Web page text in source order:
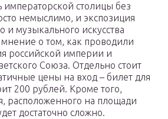
императорской столицы без
немыслимо, и экспозиция
и музыкального искусства
мнение о том, как проводили
российской империи и
Союза. Отдельно стоит
цены на вход – билет для
200 рублей. Кроме того,
расположенного на площади
достаточно сложно.